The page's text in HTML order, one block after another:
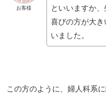
お客様
といいますか
喜びの方が大
いました。
この方のように、婦人科系